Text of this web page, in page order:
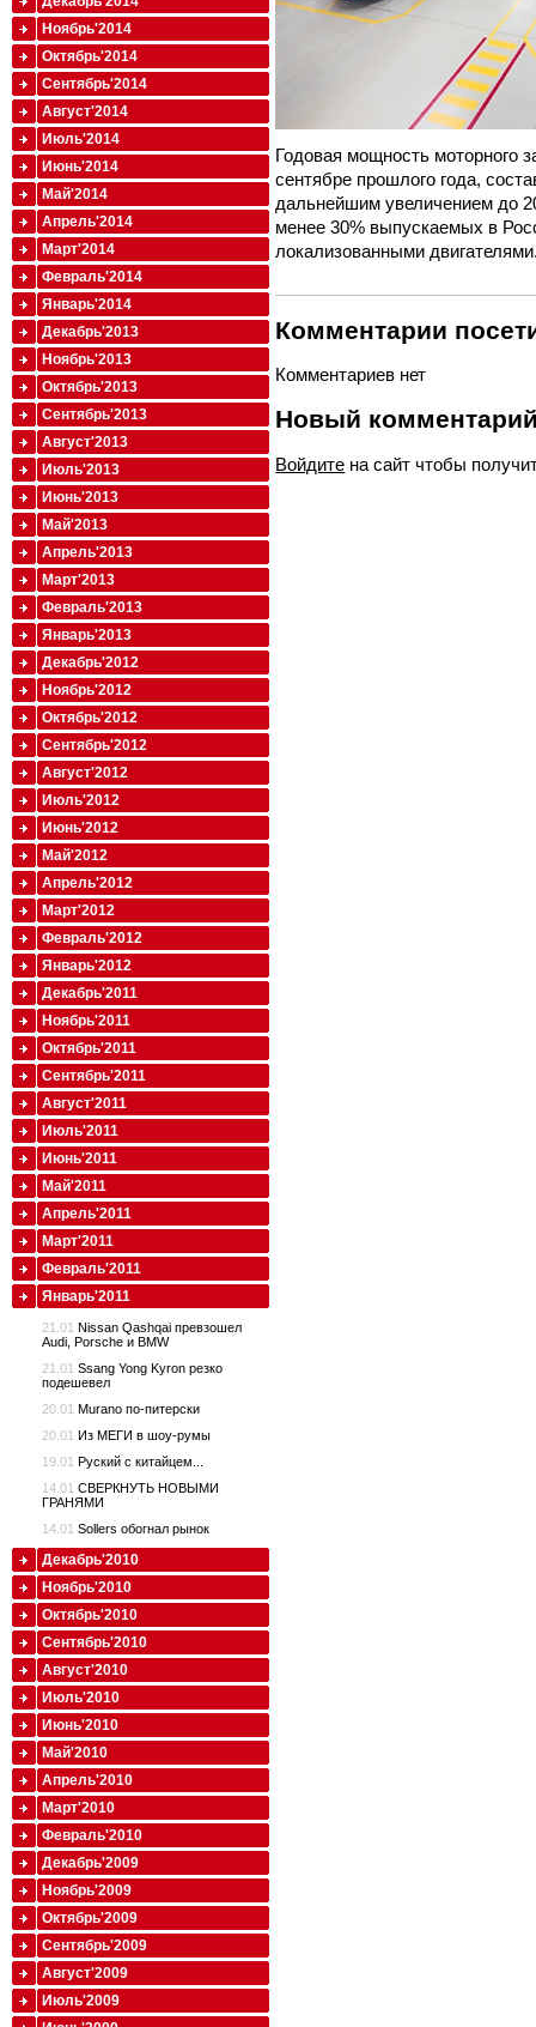
Годовая мощность моторного
сентябре прошлого года,
дальнейшим увеличением до
менее 30% выпускаемых в
локализованными
Комментарии
Комментариев нет
Новый
Войдите на сайт чтобы
Ноябрь'2014
Октябрь'2014
Сентябрь'2014
Август'2014
Июль'2014
Июнь'2014
Май'2014
Апрель'2014
Март'2014
Февраль'2014
Январь'2014
Декабрь'2013
Ноябрь'2013
Октябрь'2013
Сентябрь'2013
Август'2013
Июль'2013
Июнь'2013
Май'2013
Апрель'2013
Март'2013
Февраль'2013
Январь'2013
Декабрь'2012
Ноябрь'2012
Октябрь'2012
Сентябрь'2012
Август'2012
Июль'2012
Июнь'2012
Май'2012
Апрель'2012
Март'2012
Февраль'2012
Январь'2012
Декабрь'2011
Ноябрь'2011
Октябрь'2011
Сентябрь'2011
Август'2011
Июль'2011
Июнь'2011
Май'2011
Апрель'2011
Март'2011
Февраль'2011
Январь'2011
21.01 Nissan Qashqai превзошел
Audi, Porsche и BMW
21.01 Ssang Yong Kyron резко
подешевел
20.01 Murano по-питерски
20.01 Из МЕГИ в шоу-румы
19.01 Руский с китайцем...
14.01 СВЕРКНУТЬ НОВЫМИ
ГРАНЯМИ
14.01 Sollers обогнал рынок
Декабрь'2010
Ноябрь'2010
Октябрь'2010
Сентябрь'2010
Август'2010
Июль'2010
Июнь'2010
Май'2010
Апрель'2010
Март'2010
Февраль'2010
Декабрь'2009
Ноябрь'2009
Октябрь'2009
Сентябрь'2009
Август'2009
Июль'2009